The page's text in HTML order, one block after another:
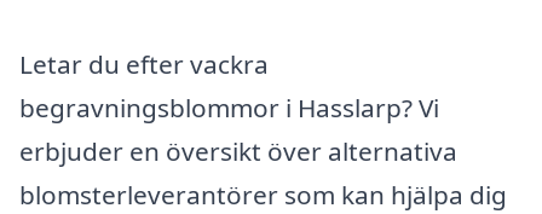
Letar du efter vackra
begravningsblommor i Hasslarp? Vi
erbjuder en översikt över alternativa
blomsterleverantörer som kan hjälpa dig